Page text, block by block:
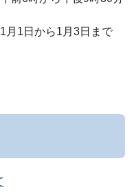
1日から1月3日まで